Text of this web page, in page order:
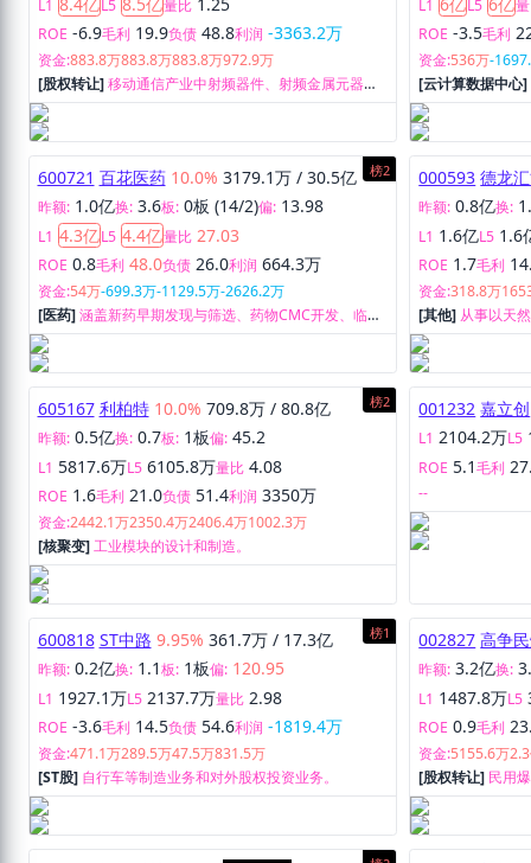
L1 L5 量比
ROE -6.9毛利 19.9负债 48.8利润 -3363.2万
资金:883.8万883.8万883.8万972.9万
[股权转让]移动通信产业中射频器件、射频金属元器
件、射频结构件研发、生产和销售。
L1 L5
ROE -3.5毛利
资金:536万-
[云计算数据中心]
榜2
600721 百花医药 10.0% 3179.1万 / 30.5亿
昨额: 1.0亿换: 3.6板: 0板 (14/2)偏: 13.98
L1 4.3亿L5 4.4亿量比 27.03
ROE 0.8毛利 48.0负债 26.0利润 664.3万
资金:54万-699.3万-1129.5万-2626.2万
[医药]涵盖新药早期发现与筛选、药物CMC开发、临床
试验、注册申报、BE/PK生物样品分析及药学检测服
务、临床SMO及数据服务、MAH服务、API及中间体生
产供应，可为客户提供从药物发现、药学CMC开发、临
床试验与申报注册的全过程一站式外包和技术成果转化
服务。
000593 德龙
昨额: 0.8亿换:
L1 1.6亿L5 1.6
ROE 1.7毛利
资金:318.8万
[其他] 从事以天
务以及以氢能、
榜2
605167 利柏特 10.0% 709.8万 / 80.8亿
昨额: 0.5亿换: 0.7板: 1板偏: 45.2
L1 5817.6万L5 6105.8万量比 4.08
ROE 1.6毛利 21.0负债 51.4利润 3350万
资金:2442.1万2350.4万2406.4万1002.3万
[核聚变]工业模块的设计和制造。
001232 嘉立创
L1 2104.2万L5
ROE 5.1毛利
--
榜1
600818 ST中路 9.95% 361.7万 / 17.3亿
昨额: 0.2亿换: 1.1板: 1板偏: 120.95
L1 1927.1万L5 2137.7万量比 2.98
ROE -3.6毛利 14.5负债 54.6利润 -1819.4万
资金:471.1万289.5万47.5万831.5万
[ST股] 自行车等制造业务和对外股权投资业务。
002827 高争
昨额: 3.2亿换:
L1 1487.8万L5
ROE 0.9毛利
资金:5155.6万
[股权转让] 民用
及爆破工程设计